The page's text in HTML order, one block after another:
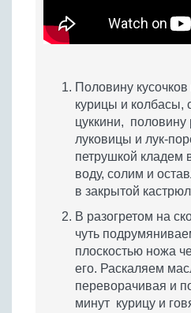
Половину
курицы и колбасы,
цуккини, половину
луковицы и лук-
петрушкой кладем
воду, солим и
в закрытой
В разогретом на
чуть
плоскостью ножа
его. Раскаляем
переворачивая и
минут курицу и